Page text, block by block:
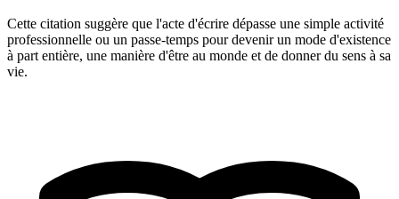
Cette citation suggère que l'acte d'écrire dépasse une simple activité
professionnelle ou un passe-temps pour devenir un mode d'existence
à part entière, une manière d'être au monde et de donner du sens à sa
vie.